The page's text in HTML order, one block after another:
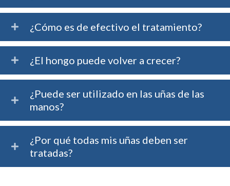
¿Cómo es de efectivo el tratamiento?
¿El hongo puede volver a crecer?
¿Puede ser utilizado en las uñas de las
manos?
¿Por qué todas mis uñas deben ser
tratadas?